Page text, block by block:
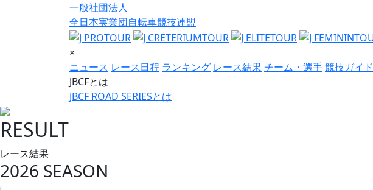
一般社団法人
全日本実業団自転車競技連盟
×
ニュース レース日程 ランキング レース結果チーム・選手競技ガイド
JBCFとは
JBCF ROAD SERIESとは
RESULT
レース結果
2026 SEASON